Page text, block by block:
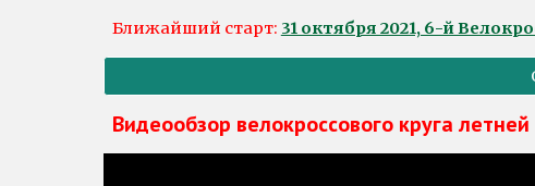
Ближайший старт: 31 октября 2021, 6-й
Видеообзор велокроссового круга